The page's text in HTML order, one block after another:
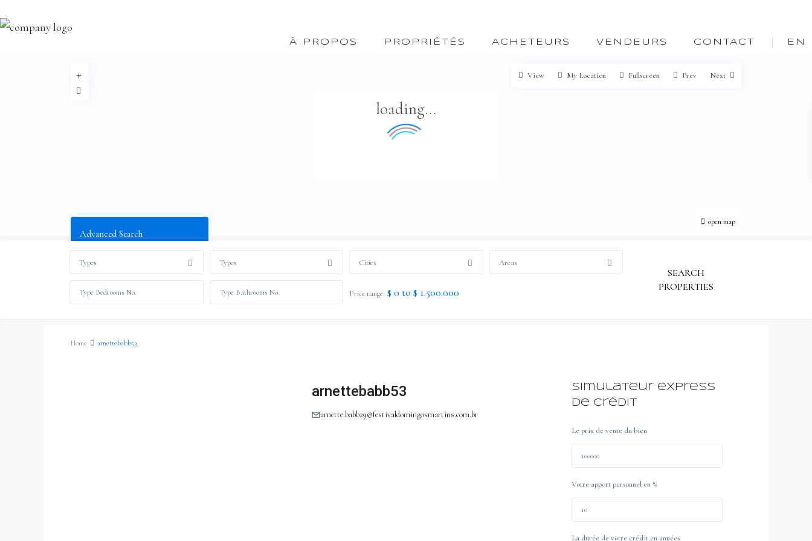
À PROPOS PROPRIÉTÉS ACHETEURS VENDEURS CONTACT EN
loading...
open map
View My Location Fullscreen Prev Next
Advanced Search
Types Types Cities Areas
Price range: $ 0 to $ 1.500.000
Home arnettebabb53
arnettebabb53
arnette.babb29@festivaldomingosmartins.com.br
Simulateur express
de crédit
Le prix de vente du bien
Votre apport personnel en %
La durée de votre crédit en années